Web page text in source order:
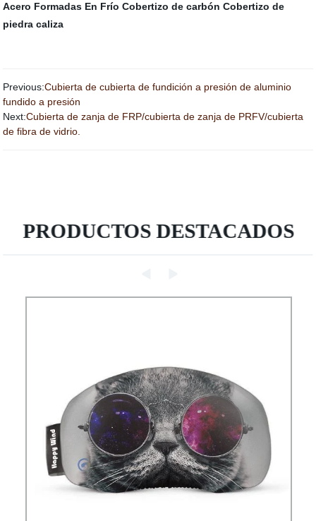
Acero Formadas En Frío Cobertizo de carbón Cobertizo de
piedra caliza
Previous:Cubierta de cubierta de fundición a presión de aluminio
fundido a presión
Next:Cubierta de zanja de FRP/cubierta de zanja de PRFV/cubierta
de fibra de vidrio.
PRODUCTOS DESTACADOS